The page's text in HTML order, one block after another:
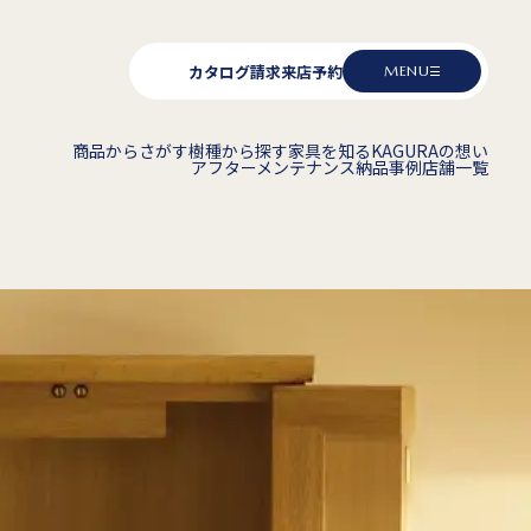
カタログ請求来店予約 MENU
商品からさがす樹種から探す家具を知るKAGURAの想い
アフターメンテナンス納品事例店舗一覧